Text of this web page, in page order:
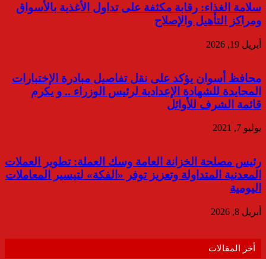
سلامة الغذاء: رقابة مكثفة على تداول الأغذية بالأسواق
ومراكز التأهيل والإصلاح
أبريل 19, 2026
محافظ أسوان يؤكد على نقل تفاصيل مبادرة الإختبارات
المحايدة للشهادة الإعدادية لرئيس الوزراء .. و يكرم
قائمة الشرف للأوائل
يوليو 7, 2021
رئيس مصلحة الخزانة العامة وسك العملة: تطوير العملات
المعدنية المتداولة وتعزيز توفر «الفكة» لتيسير المعاملات
اليومية
أبريل 8, 2026
أخر المقالات